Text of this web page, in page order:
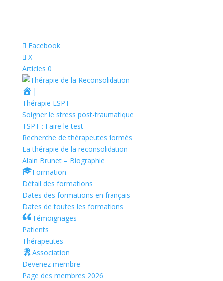
Facebook
X
Articles 0
Thérapie ESPT
Soigner le stress post-traumatique
TSPT : Faire le test
Recherche de thérapeutes formés
La thérapie de la reconsolidation
Alain Brunet – Biographie
Formation
Détail des formations
Dates des formations en français
Dates de toutes les formations
Témoignages
Patients
Thérapeutes
Association
Devenez membre
Page des membres 2026